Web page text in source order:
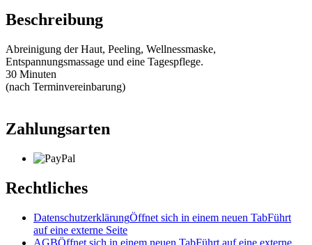
Beschreibung
Abreinigung der Haut, Peeling, Wellnessmaske,
Entspannungsmassage und eine Tagespflege.
30 Minuten
(nach Terminvereinbarung)
Zahlungsarten
Rechtliches
DatenschutzerklärungÖffnet sich in einem neuen TabFührt
auf eine externe Seite
AGBÖffnet sich in einem neuen TabFührt auf eine externe